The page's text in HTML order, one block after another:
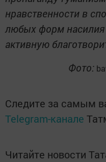
нравственности в
любых форм насилия
активную
Фото:
Следите за самым
Telegram-канале
Читайте новости